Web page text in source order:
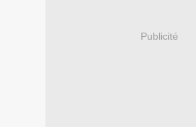
Publicité